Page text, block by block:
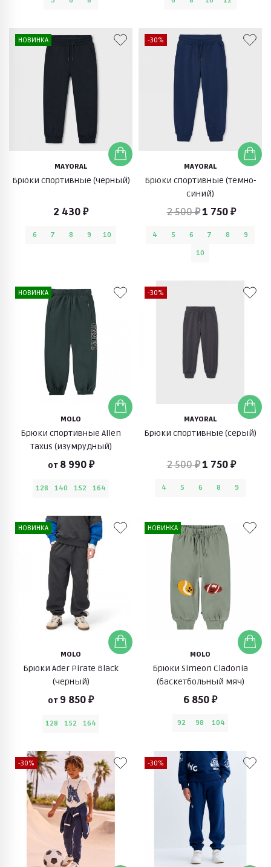
НОВИНКА
MAYORAL
Брюки спортивные (черный)
2 430 ₽
6 7 8 9 10
-30%
MAYORAL
Брюки спортивные (темно-
синий)
2 500 ₽1 750 ₽
4 5 6 7 8
9
10
НОВИНКА
MOLO
Брюки спортивные Allen
Taxus (изумрудный)
от 8 990 ₽
128 140 152 164
-30%
MAYORAL
Брюки спортивные (серый)
2 500 ₽1 750 ₽
4 5 6 8 9
НОВИНКА
MOLO
Брюки Ader Pirate Black
(черный)
от 9 850 ₽
128 152 164
НОВИНКА
MOLO
Брюки Simeon Cladonia
(баскетбольный мяч)
6 850 ₽
92 98 104
-30% -30%